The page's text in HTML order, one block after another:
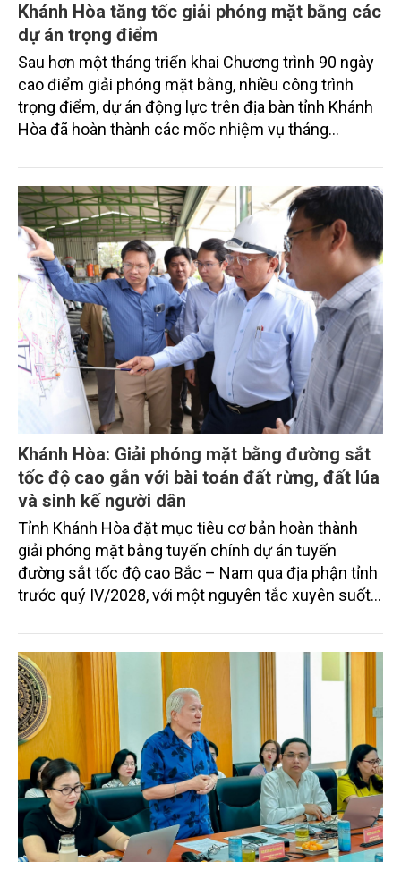
Khánh Hòa tăng tốc giải phóng mặt bằng các
dự án trọng điểm
Sau hơn một tháng triển khai Chương trình 90 ngày
cao điểm giải phóng mặt bằng, nhiều công trình
trọng điểm, dự án động lực trên địa bàn tỉnh Khánh
Hòa đã hoàn thành các mốc nhiệm vụ tháng
vụ tháng 8 và tháng 9 đang được tiếp tục triển khai
với tiến độ khác nhau.
Khánh Hòa: Giải phóng mặt bằng đường sắt
tốc độ cao gắn với bài toán đất rừng, đất lúa
và sinh kế người dân
Tỉnh Khánh Hòa đặt mục tiêu cơ bản hoàn thành
giải phóng mặt bằng tuyến chính dự án tuyến
đường sắt tốc độ cao Bắc – Nam qua địa phận tỉnh
trước quý IV/2028, với một nguyên tắc xuyên suốt: